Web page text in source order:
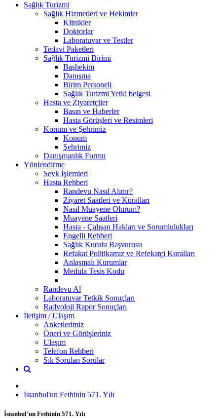
Sağlık Turizmi
Sağlık Hizmetleri ve Hekimler
Klinikler
Doktorlar
Laboratuvar ve Testler
Tedavi Paketleri
Sağlık Turizmi Birimi
Başhekim
Danışma
Birim Personeli
Sağlık Turizmi Yetki belgesi
Hasta ve Ziyaretçiler
Basın ve Haberler
Hasta Görüşleri ve Resimleri
Konum ve Şehrimiz
Konum
Şehrimiz
Danışmanlık Formu
Yönlendirme
Sevk İşlemleri
Hasta Rehberi
Randevu Nasıl Alınır?
Ziyaret Saatleri ve Kuralları
Nasıl Muayene Olurum?
Muayene Saatleri
Hasta - Çalışan Hakları ve Sorumlulukları
Engelli Rehberi
Sağlık Kurulu Başvurusu
Refakat Politikamız ve Refekatçi Kuralları
Anlaşmalı Kurumlar
Medula Tesis Kodu
Randevu Al
Laboratuvar Tetkik Sonuçları
Radyoloji Rapor Sonuçları
İletişim / Ulaşım
Anketlerimiz
Öneri ve Görüşleriniz
Ulaşım
Telefon Rehberi
Sık Sorulan Sorular
İstanbul'un Fethinin 571. Yılı
İstanbul'un Fethinin 571. Yılı